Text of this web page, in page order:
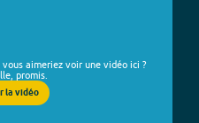
vous aimeriez voir une vidéo ici ?
promis.
la vidéo